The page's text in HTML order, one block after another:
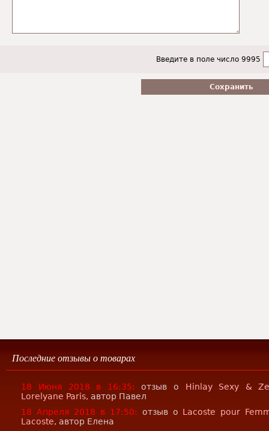
Введите в поле число 9995
Последние отзывы о товарах
18 Июня 2018 в 16:35: отзыв о Hinlay Sexy &
Lorelyane Paris, автор Павел
18 Апреля 2018 в 17:50:
отзыв о Lacoste pour
Lacoste, автор Елена